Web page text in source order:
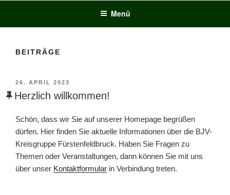
Menü
BEITRÄGE
VERÖFFENTLICHT
AM
26. APRIL 2023
Herzlich willkommen!
Schön, dass wir Sie auf unserer Homepage begrüßen
dürfen. Hier finden Sie aktuelle Informationen über die BJV-
Kreisgruppe Fürstenfeldbruck. Haben Sie Fragen zu
Themen oder Veranstaltungen, dann können Sie mit uns
über unser Kontaktformular in Verbindung treten.